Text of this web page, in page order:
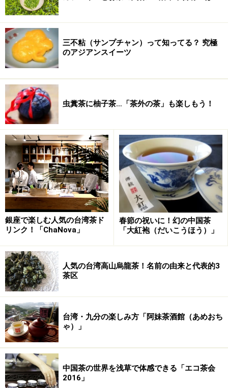
黄山毛峰
君山銀針 （くんざんぎんしん）：湖北省岳陽洞庭湖
の青螺島の黄茶
祁門紅茶
六安瓜片
の緑茶
信陽毛尖（しんようもうせん）：河南省信陽大別山
の緑茶
都均毛尖 （といんもうせん）：貴州省都均山の緑茶
武夷岩茶
鉄観音：福建省安渓県の青茶
「概ね以下のお茶」と注釈したのは、この伝統的十大
茶、時々お茶が入れ替わることがあるのです。例えば、
君山銀針、祁門紅茶、信陽毛尖、都均毛尖の替わりに盧
山雲霧（ろざんうんむ）、恩施玉露（おんしぎょく
ろ）、白毫銀針（はくごうぎんしん）、普[シ耳]茶（プー
アルちゃ）がリストアップされていることがあります。
三不粘（サンプチャン）って知ってる？ 究極
のアジアンスイーツ
虫糞茶に柚子茶…「茶外の茶」も楽しもう！
銀座で楽しむ人気の台湾茶ド
リンク！「ChaNova」
春節の祝いに！幻の中国茶
「大紅袍（だいこうほう）」
人気の台湾高山烏龍茶！名前の由来と代表的3
茶区
台湾・九分の楽しみ方「阿妹茶酒館（あめおち
ゃ）」
中国茶の世界を浅草で体感できる「エコ茶会
2016」